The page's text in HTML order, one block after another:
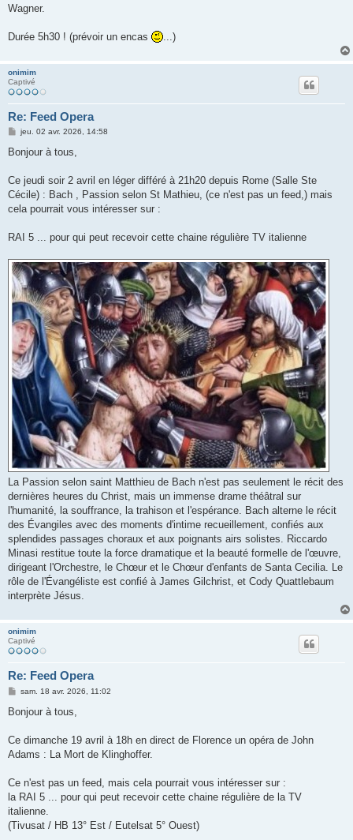
Wagner.
Durée 5h30 ! (prévoir un encas ...)
onimim
Captivé
Re: Feed Opera
M
s
g
jeu. 02 avr. 2026, 14:58
Bonjour à tous,
Ce jeudi soir 2 avril en léger différé à 21h20 depuis Rome (Salle Ste
Cécile) : Bach , Passion selon St Mathieu, (ce n'est pas un feed,) mais
cela pourrait vous intéresser sur :
RAI 5 ... pour qui peut recevoir cette chaine régulière TV italienne
La Passion selon saint Matthieu de Bach n'est pas seulement le récit des
dernières heures du Christ, mais un immense drame théâtral sur
l'humanité, la souffrance, la trahison et l'espérance. Bach alterne le récit
des Évangiles avec des moments d'intime recueillement, confiés aux
splendides passages choraux et aux poignants airs solistes. Riccardo
Minasi restitue toute la force dramatique et la beauté formelle de l'œuvre,
dirigeant l'Orchestre, le Chœur et le Chœur d'enfants de Santa Cecilia. Le
rôle de l'Évangéliste est confié à James Gilchrist, et Cody Quattlebaum
interprète Jésus.
onimim
Captivé
Re: Feed Opera
M
s
g
sam. 18 avr. 2026, 11:02
Bonjour à tous,
Ce dimanche 19 avril à 18h en direct de Florence un opéra de John
Adams : La Mort de Klinghoffer.
Ce n'est pas un feed, mais cela pourrait vous intéresser sur :
la RAI 5 ... pour qui peut recevoir cette chaine régulière de la TV
italienne.
(Tivusat / HB 13° Est / Eutelsat 5° Ouest)